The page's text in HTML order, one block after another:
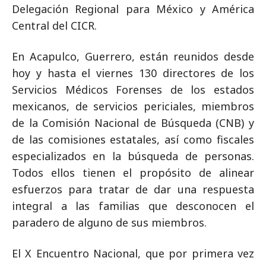
Delegación Regional para México y América
Central del CICR.
En Acapulco, Guerrero, están reunidos desde
hoy y hasta el viernes 130 directores de los
Servicios Médicos Forenses de los estados
mexicanos, de servicios periciales, miembros
de la Comisión Nacional de Búsqueda (CNB) y
de las comisiones estatales, así como fiscales
especializados en la búsqueda de personas.
Todos ellos tienen el propósito de alinear
esfuerzos para tratar de dar una respuesta
integral a las familias que desconocen el
paradero de alguno de sus miembros.
El X Encuentro Nacional, que por primera vez